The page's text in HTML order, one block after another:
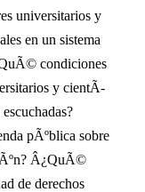
universitarios y
en un sistema
condiciones
y cientÃ­
pÃºblica sobre
Â¿QuÃ©
de derechos